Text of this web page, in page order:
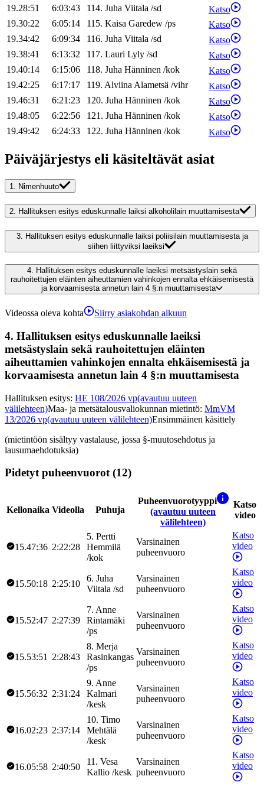
19.28:51
6:03:43 114. Juha Viitala /sd
Katso
19.30:22
6:05:14 115. Kaisa Garedew /ps
Katso
19.34:42
6:09:34 116. Juha Viitala /sd
Katso
19.38:41
6:13:32 117. Lauri Lyly /sd
Katso
19.40:14
6:15:06 118. Juha Hänninen /kok
Katso
19.42:25
6:17:17 119. AlviinaAlametsä /vihr
Katso
19.46:31
6:21:23 120. Juha Hänninen /kok
Katso
19.48:05
6:22:56 121. Juha Hänninen /kok
Katso
19.49:42
6:24:33 122. Juha Hänninen /kok Katso
Päiväjärjestys eli käsiteltävät asiat
1. Nimenhuuto
2. Hallituksen esitys eduskunnalle laiksi alkoholilain muuttamisesta
3. Hallituksen esitys eduskunnalle laiksi poliisilain muuttamisesta ja
siihen liittyviksi laeiksi
4. Hallituksen esitys eduskunnalle laeiksi metsästyslain sekä
rauhoitettujen eläinten aiheuttamien vahinkojen ennalta ehkäisemisestä
ja korvaamisesta annetun lain 4 §:n muuttamisesta
Videossa oleva kohta Siirry asiakohdan alkuun
4. Hallituksen esitys eduskunnalle laeiksi
metsästyslain sekä rauhoitettujen eläinten
aiheuttamien vahinkojen ennalta ehkäisemisestä ja
korvaamisesta annetun lain 4 §:n muuttamisesta
Hallituksen esitys: HE 108/2026 vp(avautuu uuteen
välilehteen)Maa- ja metsätalousvaliokunnan mietintö: MmVM
13/2026 vp(avautuu uuteen välilehteen)Ensimmäinen käsittely
(mietintöön sisältyy vastalause, jossa §-muutosehdotus ja
lausumaehdotuksia)
Pidetyt puheenvuorot (12)
Kellonaika Videolla Puhuja
Puheenvuorotyyppi
(avautuu uuteen
välilehteen)
Katso
video
15.47:36 2:22:28
5. Pertti
Hemmilä
/kok
Varsinainen
puheenvuoro
Katso
video
15.50:18 2:25:10
6. Juha
Viitala /sd
Varsinainen
puheenvuoro
Katso
video
15.52:47 2:27:39
7. Anne
Rintamäki
/ps
Varsinainen
puheenvuoro
Katso
video
15.53:51 2:28:43
8. Merja
Rasinkangas
/ps
Varsinainen
puheenvuoro
Katso
video
15.56:32 2:31:24
9. Anne
Kalmari
/kesk
Varsinainen
puheenvuoro
Katso
video
16.02:23 2:37:14
10. Timo
Mehtälä
/kesk
Varsinainen
puheenvuoro
Katso
video
16.05:58 2:40:50
11 . Vesa
Kallio /kesk
Varsinainen
puheenvuoro
Katso
video